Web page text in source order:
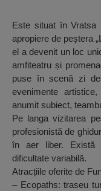
Este situat în
apropiere de peștera
el a devenit un loc
amfiteatru și
puse în scenă zi
evenimente
anumit subiect,
Pe langa vizitarea
profesionistă de
în aer liber. Există
dificultate variabilă.
Atracțiile oferite de
– Ecopaths: traseu